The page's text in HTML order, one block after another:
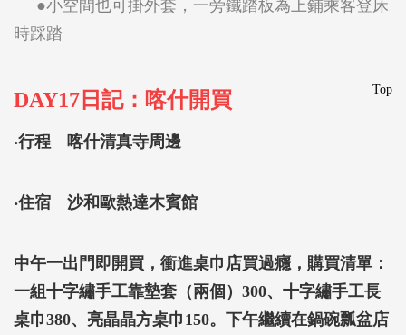
●小空間也可掛外套，一旁鐵踏板為上鋪乘客登床
時踩踏
Top
DAY17日記：喀什開買
‧行程 喀什清真寺周邊
‧住宿 沙和歐熱達木賓館
中午一出門即開買，衝進桌巾店買過癮，購買清單：
一組十字繡手工靠墊套（兩個）300、十字繡手工長
桌巾380、亮晶晶方桌巾150。下午繼續在鍋碗瓢盆店